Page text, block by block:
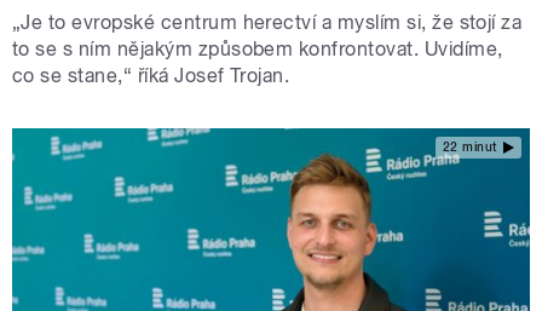
„Je to evropské centrum herectví a myslím si, že stojí za
to se s ním nějakým způsobem konfrontovat. Uvidíme,
co se stane,“ říká Josef Trojan.
22 minut